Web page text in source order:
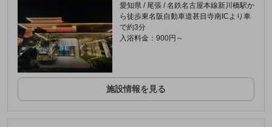
愛知県 / 尾張 / 名鉄名古屋本線新川橋駅か
ら徒歩東名阪自動車道甚目寺南ICより車
で約3分
入浴料金：900円～
施設情報を見る